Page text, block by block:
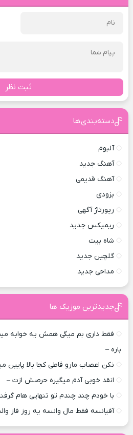
ثبت نظر
دسته‌بندی‌ها
آلبوم
آهنگ جدید
آهنگ قدیمی
بزودی
رپورتاژ آگهی
ریمیکس جدید
شاه بیت
گلچین جدید
مداحی جدید
جدیدترین موزیک ها
فقط داری بم میگی همش یه خوابه
باره –
نکن اعصاب مارو قاطی کجا بالا پایین
انقد خوبی آدم میگیره حرصش ازت –
با خودم چند چندم تو تنهایی هام
آفیانسه فقط مال وانسه یه روز فاز